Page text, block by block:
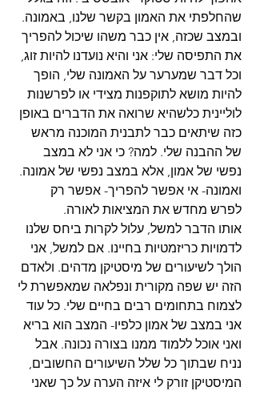
שהחלפתי את האמון בקשר שלנו, באמונה.
ובמצב שכזה, אין כבר משהו שיכול להפריך
את התפיסה שלי: אני והיא נועדנו להיות זוג,
וכל דבר שמערער על האמונה שלי, הופך
להיות מושא לתוקפנות מצידי או לפרשנות
לוליינית כלשהיא שרואה את הדברים באופן
כזה שיתאים כבר לתבנית המוכנה מראש
של ההבנה שלי. למה? כי אני לא במצב
נפשי של אמון, אלא במצב נפשי של אמונה.
ואמונה- אי אפשר להפריך- אפשר רק
לפרש מחדש את המציאות לאורה.
אותו הדבר למשל, עלול לקרות ביחס שלנו
לדמויות כריזמטיות בחיינו. אם למשל, אני
הולך לשיעורים של מיסטיקן מדהים. ולאדם
הזה יש שפה מקורית ונפלאה שמאפשרת לי
לצמוח בתחומים רבים בחיים שלי. כל עוד
אני במצב של אמון כלפיו- המצב הוא בריא
ואני אוכל ללמוד ממנו בצורה נכונה. אבל
נניח שבתוך כל שלל השיעורים החשובים,
המיסטיקן זורק לי איזה הערה על כך שאני